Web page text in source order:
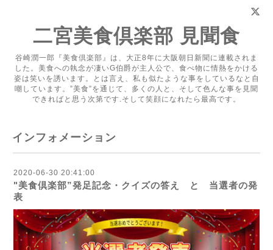
二宮美食倶楽部 見聞食
谷崎潤一郎『美食倶楽部』は、大正8年に大阪朝日新聞に連載されま
した。美食への執念が凄いG伯爵が主人公で、食べ物に情熱をかける
姿は笑いを誘います。とは言え、私も似たような事をしているなと自
嘲しています。”美食”を通じて、多くの人と、そして色んな事を見聞
できればと思う次第です.そして笑顔になれたら最高です。
インフォメーション
2020-06-30 20:41:00
"美食倶楽部”発足記念・クイズの答え と 当選者の発
表